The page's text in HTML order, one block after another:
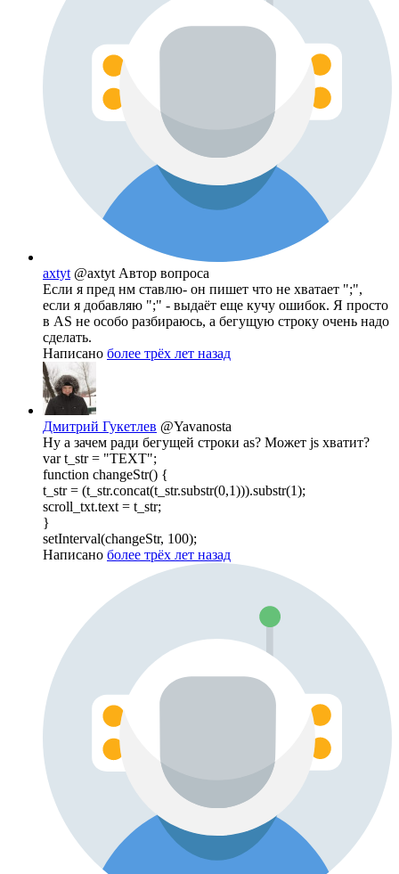
axtyt @axtyt Автор вопроса
Если я пред нм ставлю- он пишет что не хватает ";",
если я добавляю ";" - выдаёт еще кучу ошибок. Я просто
в AS не особо разбираюсь, а бегущую строку очень надо
сделать.
Написано более трёх лет назад
Дмитрий Гукетлев @Yavanosta
Ну а зачем ради бегущей строки as? Может js хватит?
var t_str = "TEXT";
function changeStr() {
t_str = (t_str.concat(t_str.substr(0,1))).substr(1);
scroll_txt.text = t_str;
}
setInterval(changeStr, 100);
Написано более трёх лет назад